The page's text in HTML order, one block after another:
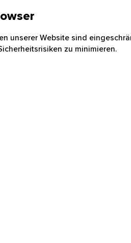
unserer Website sind
zu minimieren.